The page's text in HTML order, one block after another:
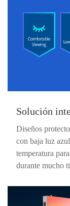
Solución
Diseños
con baja luz
temperatura
durante mucho